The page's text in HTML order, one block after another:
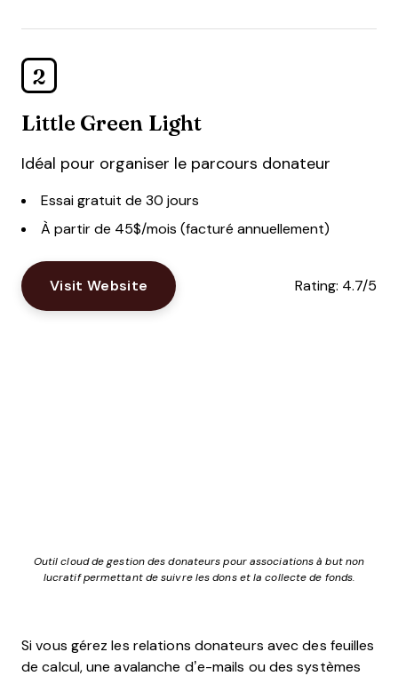
2
Little Green Light
Idéal pour organiser le parcours donateur
Essai gratuit de 30 jours
À partir de 45$/mois (facturé annuellement)
Visit Website Rating: 4.7/5
Outil cloud de gestion des donateurs pour associations à but non
lucratif permettant de suivre les dons et la collecte de fonds.
Si vous gérez les relations donateurs avec des feuilles
de calcul, une avalanche d’e-mails ou des systèmes